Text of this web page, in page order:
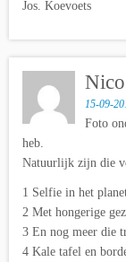
Jos. Koevoets
Nico
15-09-
Foto
heb.
Natuurlijk zijn die
1 Selfie in het
2 Met hongerige
3 En nog meer die
4 Kale tafel en